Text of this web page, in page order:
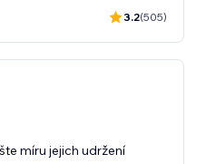
3.2(505)
míru jejich udržení